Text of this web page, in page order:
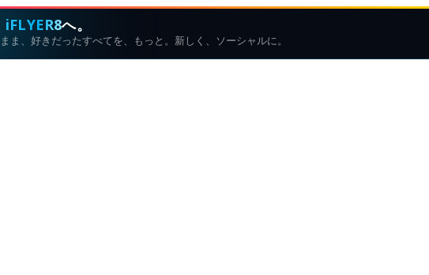
iFLYER8へ。
ま、好きだったすべてを、もっと。新しく、ソーシャルに。